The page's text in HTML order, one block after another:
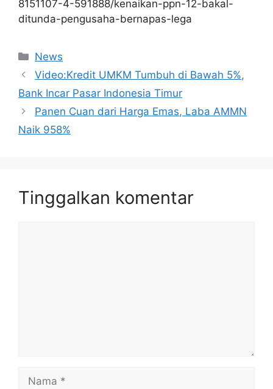
8151107-4-591888/kenaikan-ppn-12-bakal-
ditunda-pengusaha-bernapas-lega
Kategori
News
Video:Kredit UMKM Tumbuh di Bawah 5%,
Bank Incar Pasar Indonesia Timur
Panen Cuan dari Harga Emas, Laba AMMN
Naik 958%
Tinggalkan komentar
Nama